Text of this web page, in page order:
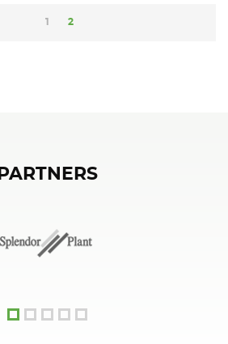
1 2
PARTNERS